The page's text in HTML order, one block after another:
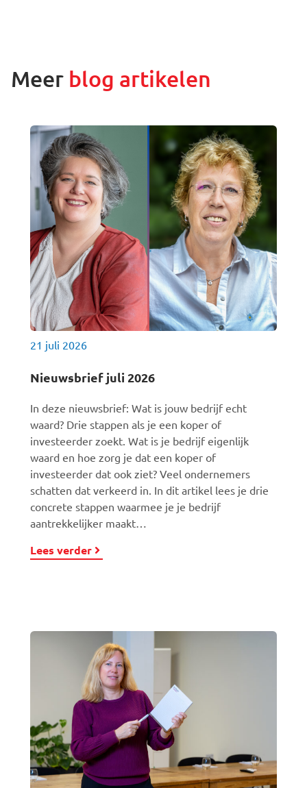
Meer blog artikelen
21 juli 2026
Nieuwsbrief juli 2026
In deze nieuwsbrief: Wat is jouw bedrijf echt
waard? Drie stappen als je een koper of
investeerder zoekt. Wat is je bedrijf eigenlijk
waard en hoe zorg je dat een koper of
investeerder dat ook ziet? Veel ondernemers
schatten dat verkeerd in. In dit artikel lees je drie
concrete stappen waarmee je je bedrijf
aantrekkelijker maakt…
Lees verder